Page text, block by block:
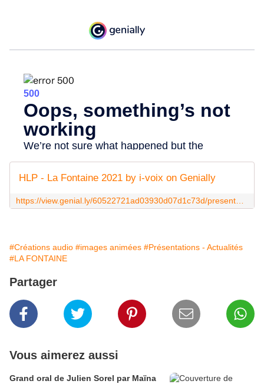
HLP - La Fontaine 2021 by i-voix on Genially
#Créations audio #images animées #Présentations - Actualités
#LA FONTAINE
Partager
Vous aimerez aussi
Grand oral de Julien Sorel par Maïna